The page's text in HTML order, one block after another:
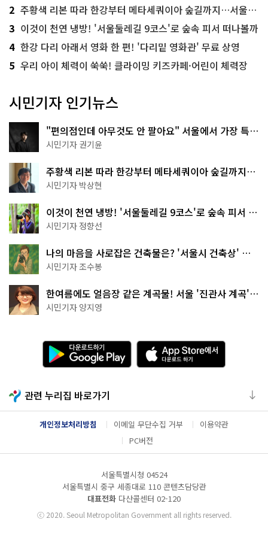
2 주황색 리본 따라 한강부터 메타세쿼이아 숲길까지…서울둘레길 15코스
3 이것이 천연 냉방! '서울둘레길 9코스'로 숲속 피서 떠나볼까
4 한강 다리 아래서 영화 한 편! '다리밑 영화관' 무료 상영
5 우리 아이 체력이 쑥쑥! 클라이밍 키즈카페·어린이 체력장
시민기자 인기뉴스
"편의점인데 아무것도 안 팔아요" 서울에서 가장 특별
한 편의점의 정체
시민기자 권기윤
주황색 리본 따라 한강부터 메타세쿼이아 숲길까지…
서울둘레길 15코스
시민기자 박상현
이것이 천연 냉방! '서울둘레길 9코스'로 숲속 피서 떠
나볼까
시민기자 정향선
나의 마음을 사로잡은 건축물은? '서울시 건축상' 수
상작 공개!
시민기자 조수봉
한여름에도 얼음장 같은 계곡물! 서울 '진관사 계곡'이
천국이네~
시민기자 양지영
다
운
로
기
o
o
e
a
y
A
p
p
e
에
운
하
기
관련 누리집 바로가기
개인정보처리방침 이메일 무단수집 거부
이용약관
PC버전
서울특별시청 04524
서울특별시 중구 세종대로 110 콘텐츠담당관
대표전화 다산콜센터 02-120
ⓒ2020. Seoul Metropolitan Government all rights reserved.